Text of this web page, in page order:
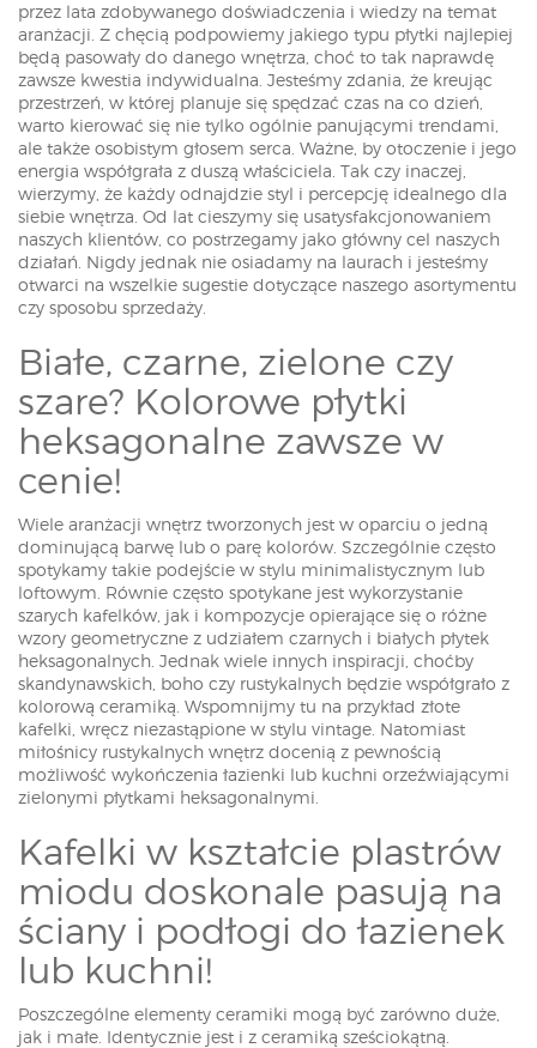
przez lata zdobywanego doświadczenia i wiedzy na temat
aranżacji. Z chęcią podpowiemy jakiego typu płytki najlepiej
będą pasowały do danego wnętrza, choć to tak naprawdę
zawsze kwestia indywidualna. Jesteśmy zdania, że kreując
przestrzeń, w której planuje się spędzać czas na co dzień,
warto kierować się nie tylko ogólnie panującymi trendami,
ale także osobistym głosem serca. Ważne, by otoczenie i jego
energia współgrała z duszą właściciela. Tak czy inaczej,
wierzymy, że każdy odnajdzie styl i percepcję idealnego dla
siebie wnętrza. Od lat cieszymy się usatysfakcjonowaniem
naszych klientów, co postrzegamy jako główny cel naszych
działań. Nigdy jednak nie osiadamy na laurach i jesteśmy
otwarci na wszelkie sugestie dotyczące naszego asortymentu
czy sposobu sprzedaży.
Białe, czarne, zielone czy
szare? Kolorowe płytki
heksagonalne zawsze w
cenie!
Wiele aranżacji wnętrz tworzonych jest w oparciu o jedną
dominującą barwę lub o parę kolorów. Szczególnie często
spotykamy takie podejście w stylu minimalistycznym lub
loftowym. Równie często spotykane jest wykorzystanie
szarych kafelków, jak i kompozycje opierające się o różne
wzory geometryczne z udziałem czarnych i białych płytek
heksagonalnych. Jednak wiele innych inspiracji, choćby
skandynawskich, boho czy rustykalnych będzie współgrało z
kolorową ceramiką. Wspomnijmy tu na przykład złote
kafelki, wręcz niezastąpione w stylu vintage. Natomiast
miłośnicy rustykalnych wnętrz docenią z pewnością
możliwość wykończenia łazienki lub kuchni orzeźwiającymi
zielonymi płytkami heksagonalnymi.
Kafelki w kształcie plastrów
miodu doskonale pasują na
ściany i podłogi do łazienek
lub kuchni!
Poszczególne elementy ceramiki mogą być zarówno duże,
jak i małe. Identycznie jest i z ceramiką sześciokątną.